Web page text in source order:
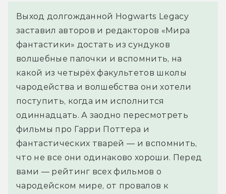
Выход долгожданной Hogwarts Legacy
заставил авторов и редакторов «Мира
фантастики» достать из сундуков
волшебные палочки и вспомнить, на
какой из четырёх факультетов школы
чародейства и волшебства они хотели
поступить, когда им исполнится
одиннадцать. А заодно пересмотреть
фильмы про Гарри Поттера и
фантастических тварей — и вспомнить,
что не все они одинаково хороши. Перед
вами — рейтинг всех фильмов о
чародейском мире, от провалов к